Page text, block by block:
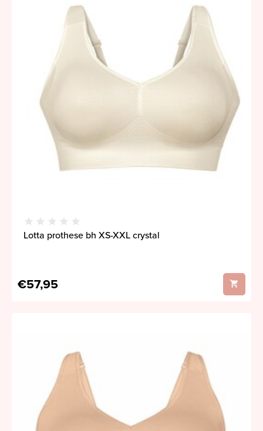
Lotta prothese bh XS-XXL crystal
€57,95